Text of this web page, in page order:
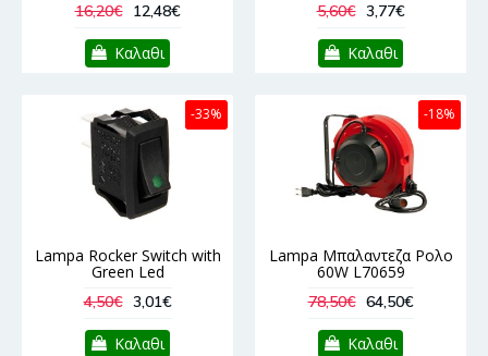
16,20€ 12,48€
Καλαθι
5,60€ 3,77€
Καλαθι
-33%
Lampa Rocker Switch with
Green Led
4,50€ 3,01€
Καλαθι
-18%
Lampa Μπαλαντεζα Ρολο
60W L70659
78,50€ 64,50€
Καλαθι